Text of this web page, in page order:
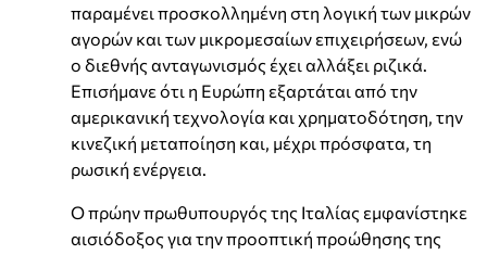
παραμένει προσκολλημένη στη λογική των μικρών
αγορών και των μικρομεσαίων επιχειρήσεων, ενώ
ο διεθνής ανταγωνισμός έχει αλλάξει ριζικά.
Επισήμανε ότι η Ευρώπη εξαρτάται από την
αμερικανική τεχνολογία και χρηματοδότηση, την
κινεζική μεταποίηση και, μέχρι πρόσφατα, τη
ρωσική ενέργεια.
Ο πρώην πρωθυπουργός της Ιταλίας εμφανίστηκε
αισιόδοξος για την προοπτική προώθησης της